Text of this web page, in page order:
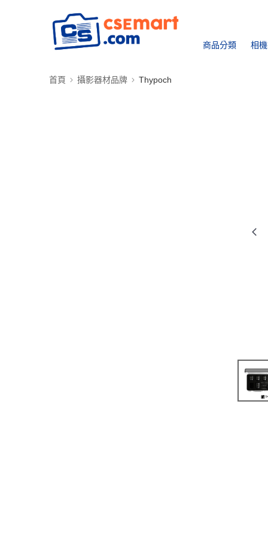
商品分類 相
首頁 攝影器材品牌 Thypoch